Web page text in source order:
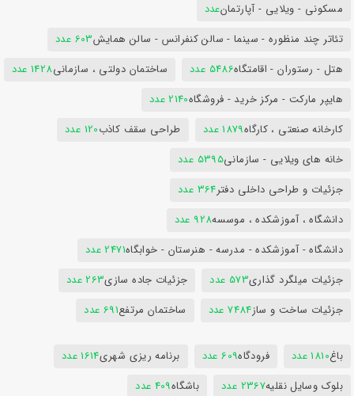
مسکونی - ویلایی - آپارتمانعدد
تئاتر چند منظوره - سینما - سالن کنفرانس - سالن همایش603 عدد
هتل - رستوران - اقامتگاه5486 عدد ساختمان دولتی ، سازمانی1428 عدد
هایپر مارکت - مرکز خرید - فروشگاه2140 عدد
کارخانه صنعتی ، کارگاه1879 عدد طراحی سقف کاذب120 عدد
خانه های ویلایی - سازمانی5395 عدد
جزئیات و طراحی داخلی دفتر364 عدد
دانشگاه ، آموزشکده ، موسسه928 عدد
دانشگاه - آموزشکده - مدرسه - هنرستان - خوابگاه2471 عدد
جزئیات میلگرد گذاری573 عدد جزئیات جاده سازی263 عدد
جزئیات ساخت و ساز7484 عدد ساختمان مرتفع691 عدد
باغ1810 عدد فرودگاه609 عدد برنامه ریزی شهری1614 عدد
بلوک وسایل نقلیه2367 عدد باشگاه409 عدد